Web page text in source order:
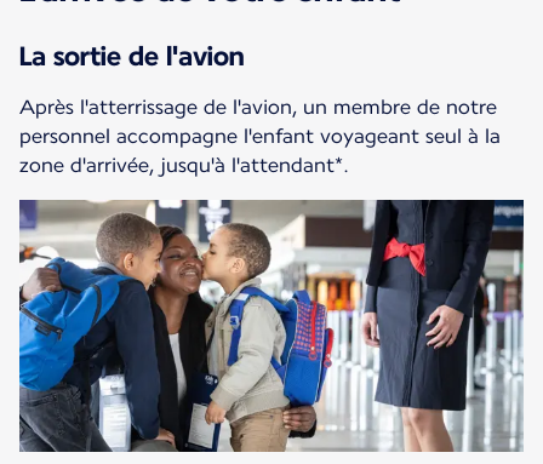
La sortie de l'avion
Après l'atterrissage de l'avion, un membre de notre
personnel accompagne l'enfant voyageant seul à la
zone d'arrivée, jusqu'à l'attendant*.